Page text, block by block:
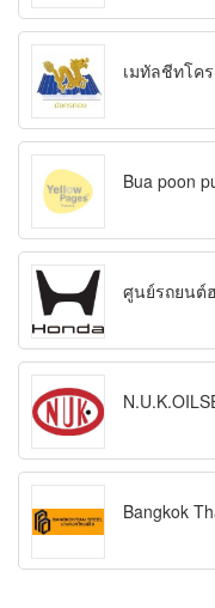
เมทัลชีทโค
Bua poon
ศูนย์รถยนต์
Bangkok